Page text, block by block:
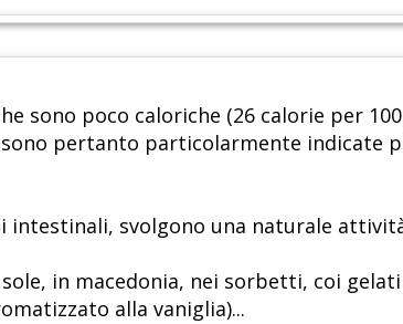
sono poco caloriche (26 calorie per
pertanto particolarmente indicate
intestinali, svolgono una naturale
in macedonia, nei sorbetti, coi
alla vaniglia)...